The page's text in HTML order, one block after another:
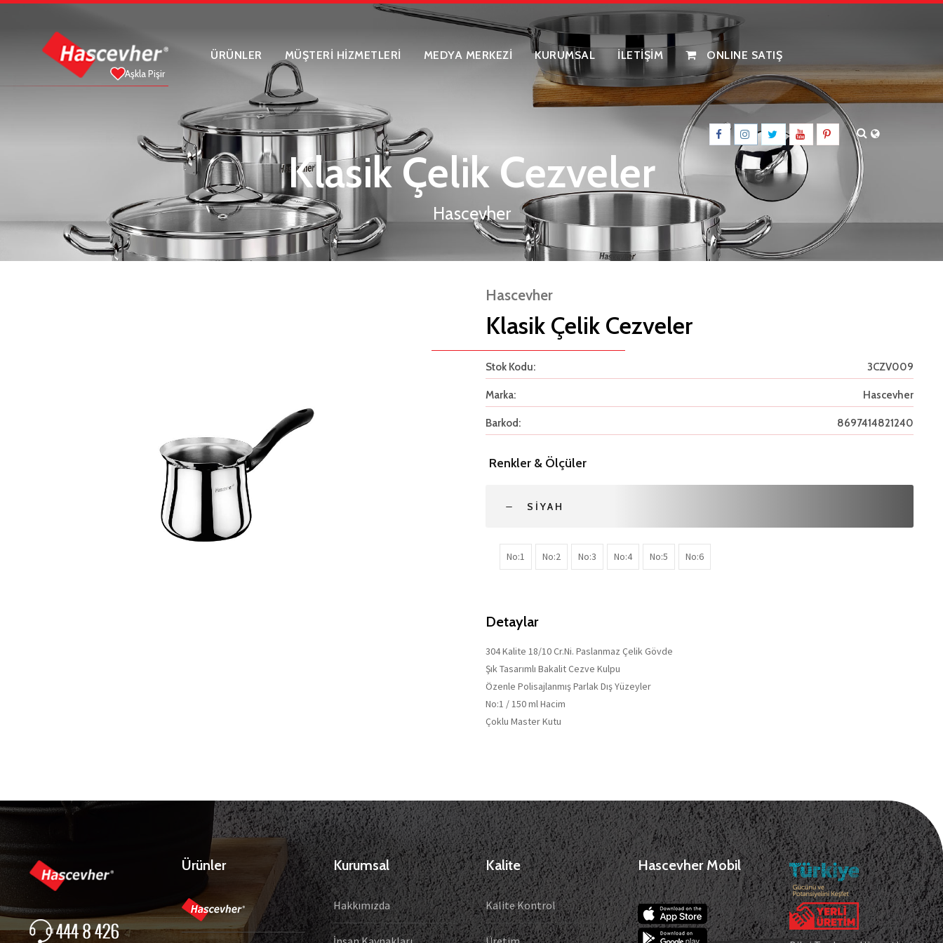
Aşkla Pişir
ÜRÜNLER MÜŞTERİ HİZMETLERİ MEDYA MERKEZİ KURUMSAL İLETİŞİM ONLINE SATIŞ
Klasik Çelik Cezveler
Hascevher
Hascevher
Klasik Çelik Cezveler
Stok Kodu: 3CZV009
Marka: Hascevher
Barkod: 8697414821240
Renkler & Ölçüler
SIYAH
No:1 No:2 No:3 No:4 No:5 No:6
Detaylar
304 Kalite 18/10 Cr.Ni. Paslanmaz Çelik Gövde
Şık Tasarımlı Bakalit Cezve Kulpu
Özenle Polisajlanmış Parlak Dış Yüzeyler
No:1 / 150 ml Hacim
Çoklu Master Kutu
Ürünler Kurumsal
Hakkımızda
Kalite
Kalite Kontrol
Hascevher Mobil